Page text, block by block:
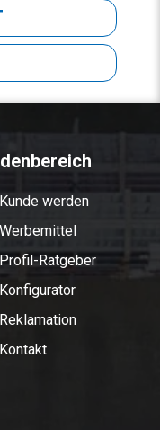
Kunde werden
Werbemittel
Profil-Ratgeber
Konfigurator
Reklamation
Kontakt